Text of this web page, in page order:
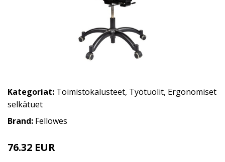
Kategoriat: Toimistokalusteet, Työtuolit, Ergonomiset
selkätuet
Brand: Fellowes
76.32 EUR